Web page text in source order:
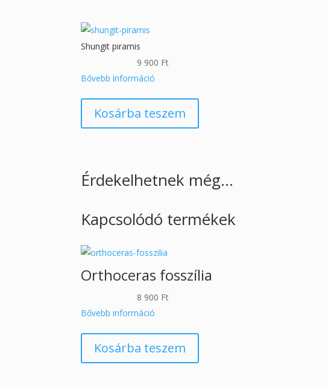
Shungit piramis
9 900 Ft
Bővebb információ
Kosárba teszem
Érdekelhetnek még…
Kapcsolódó termékek
Orthoceras fosszília
8 900 Ft
Bővebb információ
Kosárba teszem